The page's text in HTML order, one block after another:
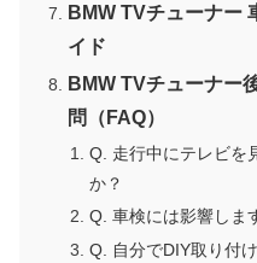
BMW TVチューナー
イド
BMW TVチューナー
問（FAQ）
Q. 走行中にテレビを
か？
Q. 車検には影響しま
Q. 自分でDIY取り付